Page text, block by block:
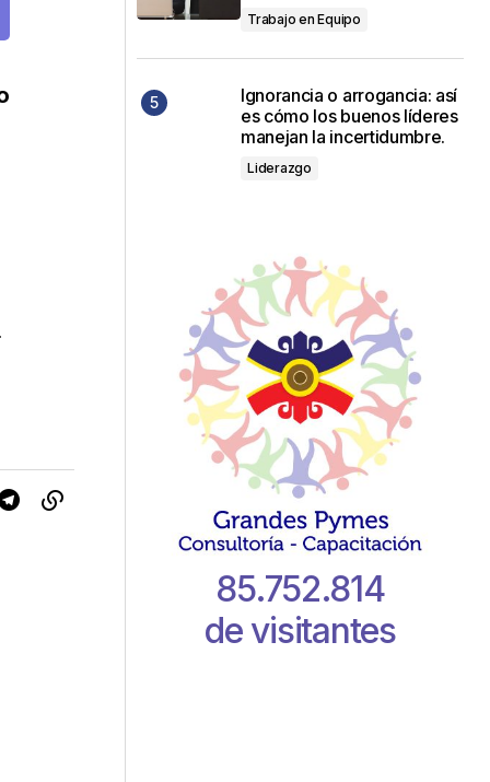
Trabajo en Equipo
Ignorancia o arrogancia: así
es cómo los buenos líderes
manejan la incertidumbre.
Liderazgo
85.752.814
de visitantes